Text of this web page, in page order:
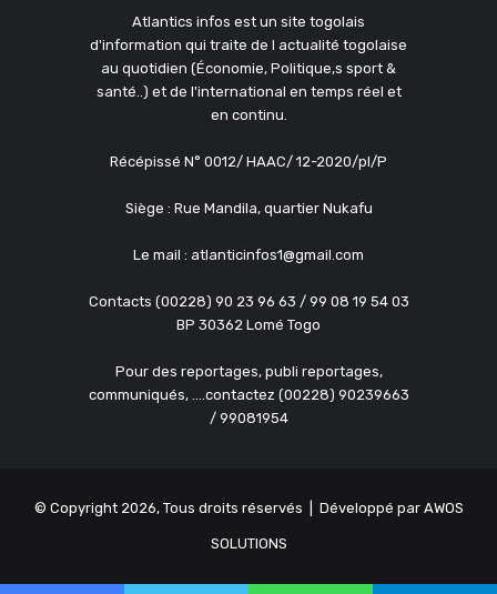
Atlantics infos est un site togolais
d'information qui traite de l actualité togolaise
au quotidien (Économie, Politique,s sport &
santé..) et de l'international en temps réel et
en continu.
Récépissé N° 0012/ HAAC/ 12-2020/pl/P
Siège : Rue Mandila, quartier Nukafu
Le mail : atlanticinfos1@gmail.com
Contacts (00228) 90 23 96 63 / 99 08 19 54 03
BP 30362 Lomé Togo
Pour des reportages, publi reportages,
communiqués, ....contactez (00228) 90239663
/ 99081954
© Copyright 2026, Tous droits réservés | Développé par AWOS
SOLUTIONS